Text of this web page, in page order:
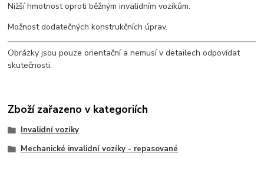
Nižší hmotnost oproti běžným invalidním vozíkům.
Možnost dodatečných konstrukčních úprav.
Obrázky jsou pouze orientační a nemusí v detailech odpovídat
skutečnosti.
Zboží zařazeno v kategoriích
Invalidní vozíky
Mechanické invalidní vozíky - repasované